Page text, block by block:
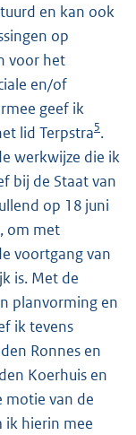
en kan ook
op
voor het
en/of
geef ik
lid Terpstra5.
werkwijze die ik
bij de Staat van
op 18 juni
om met
voortgang van
is. Met de
planvorming en
ik tevens
Ronnes en
Koerhuis en
motie van de
ik hierin mee